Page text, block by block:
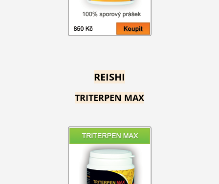
REISHI
TRITERPEN MAX